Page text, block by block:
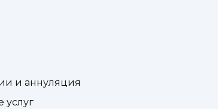
и аннуляция
услуг